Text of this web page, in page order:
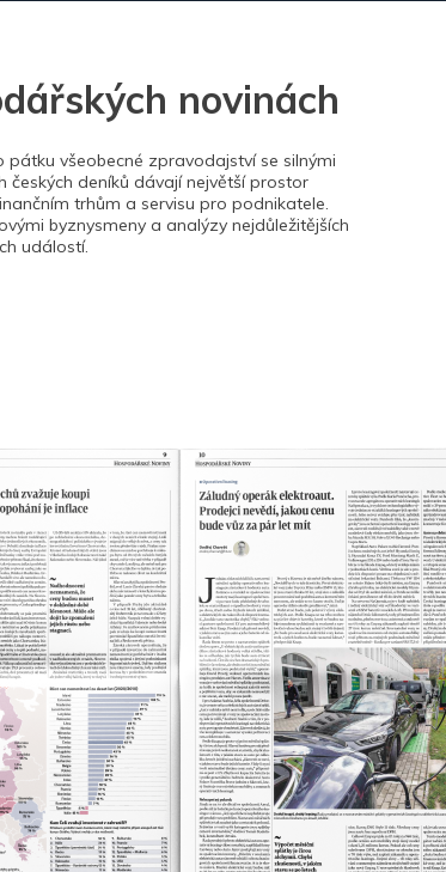
novinách
všeobecné zpravodajství se silnými
českých deníků dávají největší prostor
trhům a servisu pro podnikatele.
byznysmeny a analýzy nejdůležitějších
událostí.